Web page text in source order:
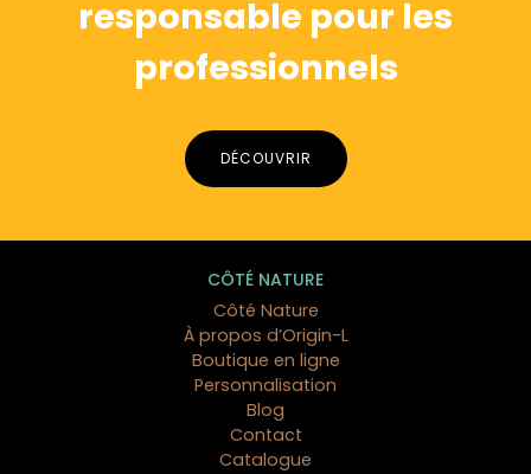
responsable pour les
professionnels
DÉCOUVRIR
CÔTÉ NATURE
Côté Nature
À propos d’Origin-L
Boutique en ligne
Personnalisation
Blog
Contact
Catalogue